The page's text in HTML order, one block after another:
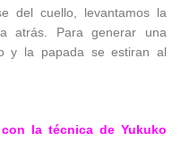
del cuello, levantamos la
atrás. Para generar una
y la papada se estiran al
la técnica de Yukuko